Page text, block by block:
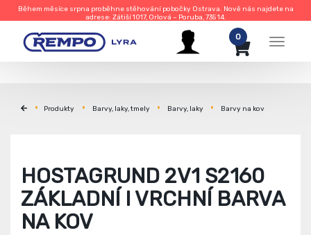
Během měsíce srpna proběhne stěhování pobočky Ostrava. Nově nás najdete na
adrese: Zátiší 1017, Orlová – Poruba, 735 14.
Menu
0
Produkty Barvy, laky, tmely Barvy, laky Barvy na kov
HOSTAGRUND 2V1 S2160
ZÁKLADNÍ I VRCHNÍ BARVA
NA KOV